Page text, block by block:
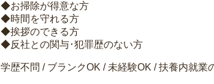
◆お掃除が得意な方
◆時間を守れる方
◆挨拶のできる方
◆反社との関与･犯罪歴のない方
学歴不問 / ブランクOK / 未経験OK / 扶養内就業